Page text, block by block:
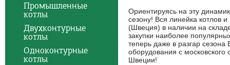
Ориентируясь на эту
сезону! Вся линейка котлов
(Швеция) в наличии на
закупки наиболее
теперь даже в разгар
оборудования с московского
Швеции!
Промышленные
котлы
Двухконтурные
котлы
Одноконтурные
котлы